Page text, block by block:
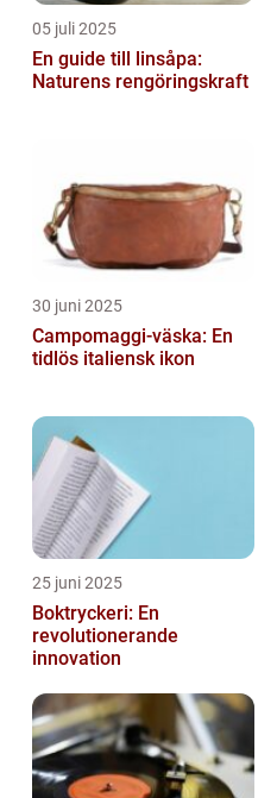
05 juli 2025
En guide till linsåpa:
Naturens rengöringskraft
30 juni 2025
Campomaggi-väska: En
tidlös italiensk ikon
25 juni 2025
Boktryckeri: En
revolutionerande
innovation